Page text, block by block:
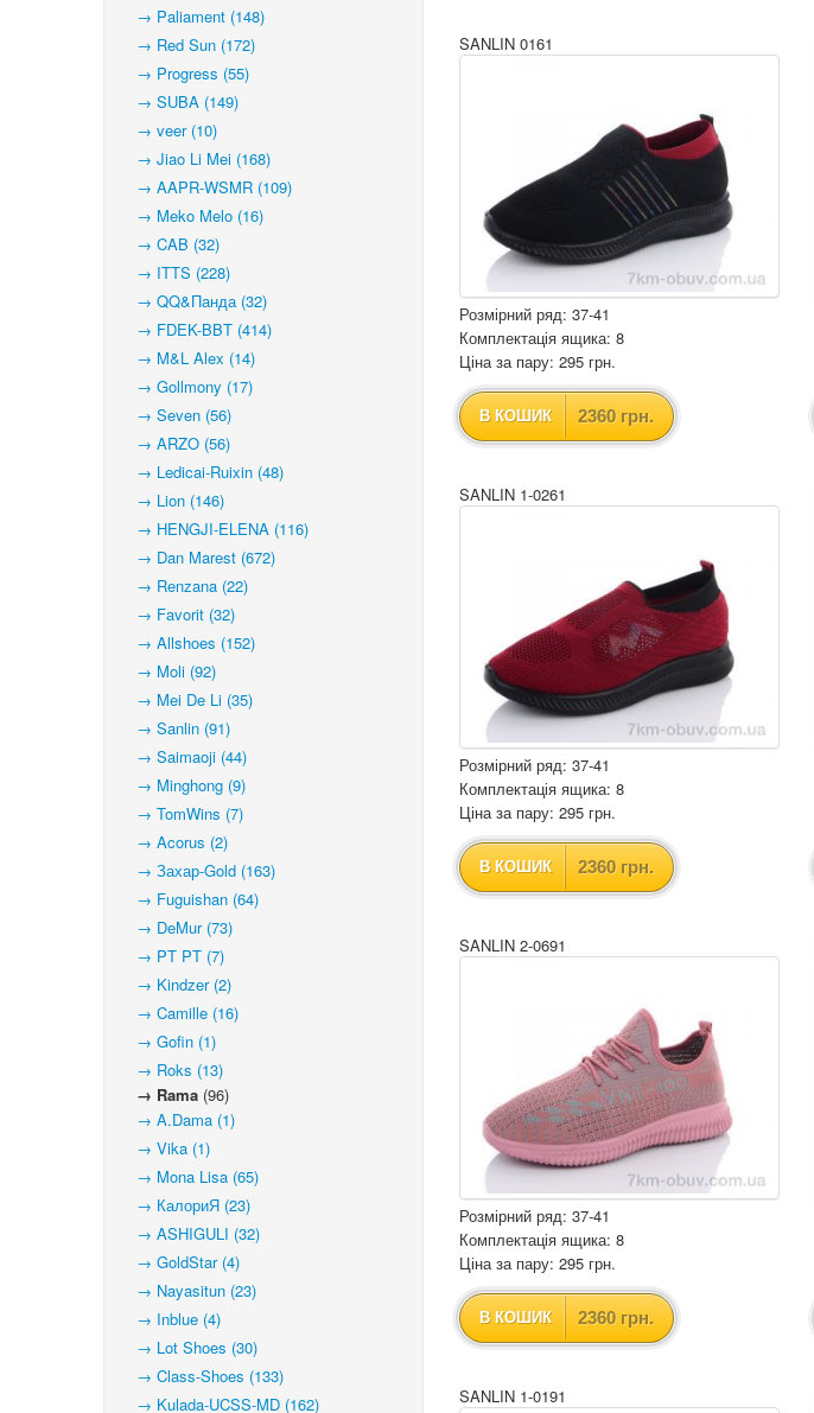
→ Paliament (148)
→ Red Sun (172)
→ Progress (55)
→ SUBA (149)
→ veer (10)
→ Jiao Li Mei (168)
→ AAPR-WSMR (109)
→ Meko Melo (16)
→ CAB (32)
→ ITTS (228)
→ QQ&Панда (32)
→ FDEK-BBT (414)
→ M&L Alex (14)
→ Gollmony (17)
→ Seven (56)
→ ARZO (56)
→ Ledicai-Ruixin (48)
→ Lion (146)
→ HENGJI-ELENA (116)
→ Dan Marest (672)
→ Renzana (22)
→ Favorit (32)
→ Allshoes (152)
→ Moli (92)
→ Mei De Li (35)
→ Sanlin (91)
→ Saimaoji (44)
→ Minghong (9)
→ TomWins (7)
→ Acorus (2)
→ Захар-Gold (163)
→ Fuguishan (64)
→ DeMur (73)
→ PT PT (7)
→ Kindzer (2)
→ Camille (16)
→ Gofin (1)
→ Roks (13)
→ Rama (96)
→ A.Dama (1)
→ Vika (1)
→ Mona Lisa (65)
→ КалориЯ (23)
→ ASHIGULI (32)
→ GoldStar (4)
→ Nayasitun (23)
→ Inblue (4)
→ Lot Shoes (30)
→ Class-Shoes (133)
→ Kulada-UCSS-MD (162)
SANLIN 0161
Розмірний ряд: 37-41
Комплектація ящика: 8
Ціна за пару: 295 грн.
В КОШИК 2360 грн.
SANLIN 1-0261
Розмірний ряд: 37-41
Комплектація ящика: 8
Ціна за пару: 295 грн.
В КОШИК 2360 грн.
SANLIN 2-0691
Розмірний ряд: 37-41
Комплектація ящика: 8
Ціна за пару: 295 грн.
В КОШИК 2360 грн.
SANLIN 1-0191